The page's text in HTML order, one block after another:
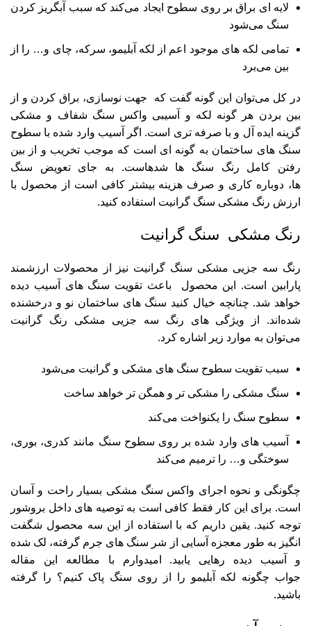
لایه ای براق بر روی سطوح ایجاد می‌کند که سبب آبگریز کردن
سنگ می‌شود
تمامی لکه های موجود اعم از لکه آبلیمو، سرکه، چای و… را از
بین می‌برد
در کل می‌توان این گونه گفت که جهت نوسازی، براق کردن و از
بین بردن هر گونه لکه و آسیبی واکس سنگ شفاف و مشکی
گزینه ایده آل و با صرفه تری است. اگر آسیب وارد شده با سطوح
سنگ های ساختمان به گونه ای است که موجب تخریب و از بین
رفتن کامل رنگ سنگ ها شدهاست. به جای تعویض سنگ
ها، دوباره کاری و صرف هزینه بیشتر کافی است از محصول با
ارزش رنگ مشکی سنگ گرانیت استفاده کنید.
رنگ مشکی سنگ گرانیت
رنگ سه جزیی مشکی سنگ گرانیت نیز از محصولات ارزشمند
پارابین است. این محصول باعث تقویت سنگ های آسیب دیده
خواهد شد. چنانچه خیال کنید سنگ های ساختمان نو و درخشنده
شده‌اند. از ویژگی های رنگ سه جزیی مشکی رنگ گرانیت
می‌توان به موارد زیر اشاره کرد.
سبب تقویت سطوح سنگ های مشکی و گرانیت می‌شود
سنگ مشکی را مشکی تر و همگن تر خواهد ساخت
سطوح سنگ را یکنواخت می‌کند
آسیب های وارد شده بر روی سطوح سنگ مانند کدری، بوری،
سوختگی و… را ترمیم می‌کند
چگونگی و نحوه اجرای واکس سنگ مشکی بسیار راحت و آسان
است. برای این کار فقط کافی است به توصیه های داخل بروشور
توجه کنید. یقین داریم که با استفاده از این سه محصول شگفت
انگیز به طور معجزه آسایی از شر سنگ های جرم گرفته، لک شده
و آسیب دیده رهایی یابید. امیدوارم با مطالعه این مقاله
جواب چگونه لکه آبلیمو را از روی سنگ پاک کنیم؟ را گرفته
باشید.